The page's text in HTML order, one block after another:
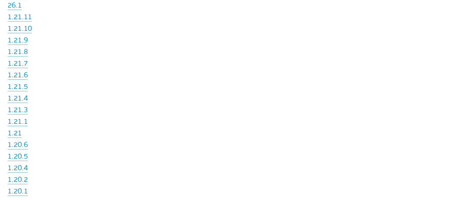
26.1
1.21.11
1.21.10
1.21.9
1.21.8
1.21.7
1.21.6
1.21.5
1.21.4
1.21.3
1.21.1
1.21
1.20.6
1.20.5
1.20.4
1.20.2
1.20.1